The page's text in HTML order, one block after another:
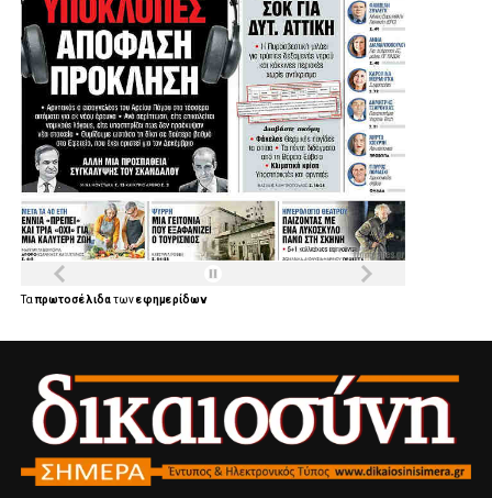
Ταπρωτοσέλιδατωνεφημερίδων